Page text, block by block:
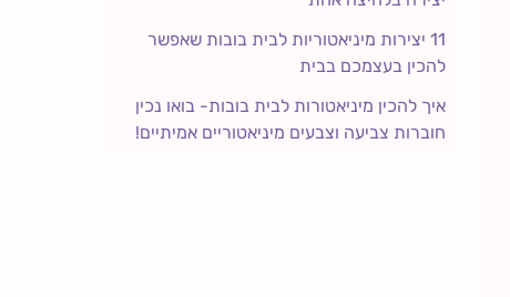
11 יצירות מיניאטוריות לבית בובות שאפשר
להכין בעצמכם בבית
איך להכין מיניאטורות לבית בובות- בואו נכין
חוברות צביעה וצבעים מיניאטוריים אמיתיים!